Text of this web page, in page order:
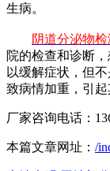
生病。
阴道分泌物检
院的检查和诊断
以缓解症状，但
致病情加重，引起
厂家咨询电话：
本篇文章网址： /